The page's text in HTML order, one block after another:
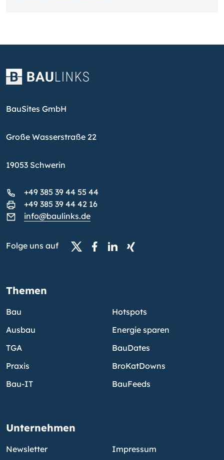
BauSites GmbH
Große Wasserstraße 22
19053 Schwerin
+49 385 39 44 55 44
+49 385 39 44 42 16
info@baulinks.de
Folge uns auf
Themen
Bau
Ausbau
TGA
Praxis
Bau-IT
Hotspots
Energie sparen
BauDates
BroKatDowns
BauFeeds
Unternehmen
Newsletter Impressum